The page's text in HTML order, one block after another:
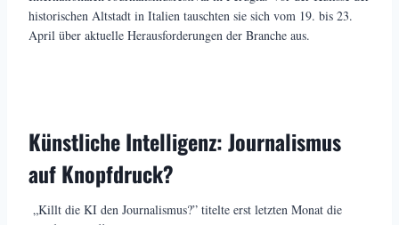
historischen Altstadt in Italien tauschten sie sich vom 19. bis 23.
April über aktuelle Herausforderungen der Branche aus.
Künstliche Intelligenz: Journalismus
auf Knopfdruck?
„Killt die KI den Journalismus?” titelte erst letzten Monat die